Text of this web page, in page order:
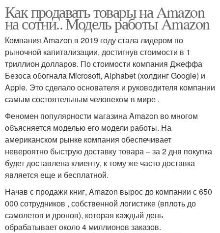
Как продавать товары на Amazon
на сотни.. Модель работы Amazon
Компания Amazon в 2019 году стала лидером по
рыночной капитализации, достигнув стоимости в 1
триллион долларов. По стоимости компания Джеффа
Безоса обогнала Microsoft, Alphabet (холдинг Google) и
Apple. Это сделало основателя и руководителя компании
самым состоятельным человеком в мире .
Феномен популярности магазина Amazon во многом
объясняется моделью его модели работы. На
американском рынке компания обеспечивает
невероятно быструю доставку товара – за 2 дня покупка
будет доставлена клиенту, к тому же часто доставка
является еще и бесплатной.
Начав с продажи книг, Amazon вырос до компании с 650
000 сотрудников , собственной логистике (вплоть до
самолетов и дронов), которая каждый день
обрабатывает около 4 миллионов заказов.